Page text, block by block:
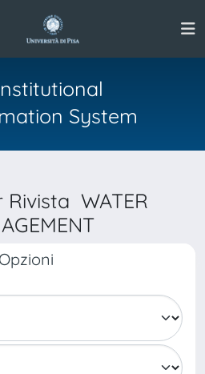
System
Rivista WATER
Opzioni